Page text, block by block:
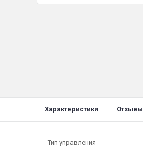
Характеристики Отзывы
Тип управления